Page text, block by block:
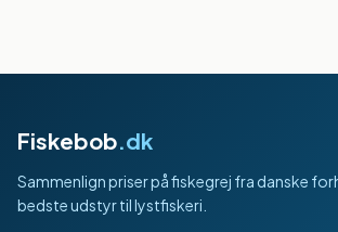
Fiskebob.dk
Sammenlign priser på fiskegrej fra danske
bedste udstyr til lystfiskeri.